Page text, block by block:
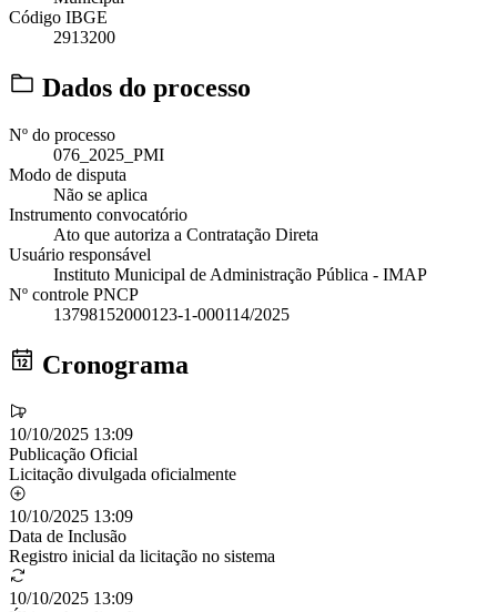
Código IBGE
2913200
Dados do processo
Nº do processo
076_2025_PMI
Modo de disputa
Não se aplica
Instrumento convocatório
Ato que autoriza a Contratação Direta
Usuário responsável
Instituto Municipal de Administração Pública - IMAP
Nº controle PNCP
13798152000123-1-000114/2025
Cronograma
10/10/2025 13:09
Publicação Oficial
Licitação divulgada oficialmente
10/10/2025 13:09
Data de Inclusão
Registro inicial da licitação no sistema
10/10/2025 13:09